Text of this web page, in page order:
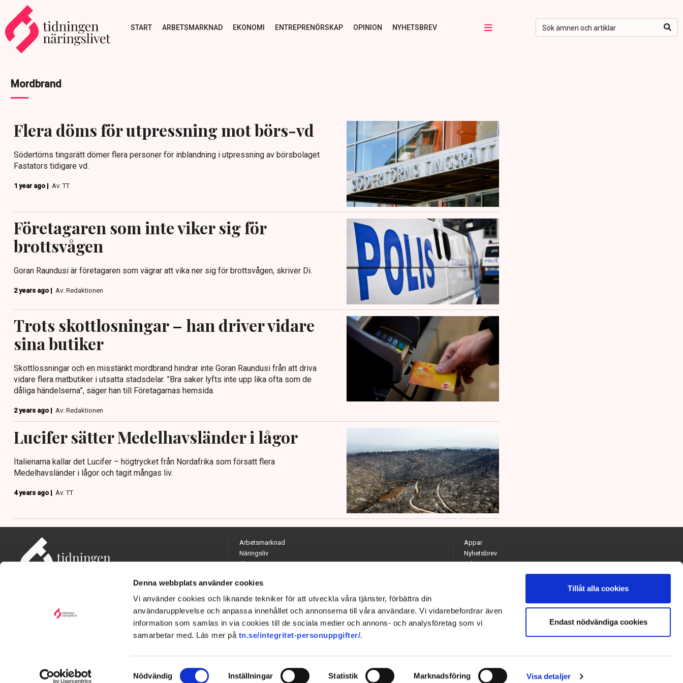
Denna webbplats använder cookies
Vi använder cookies och liknande tekniker för att utveckla våra tjänster, förbättra din
användarupplevelse och anpassa innehållet och annonserna till våra användare. Vi vidarebefordrar även
information som samlas in via cookies till de sociala medier och annons- och analysföretag som vi
samarbetar med. Läs mer på tn.se/integritet-personuppgifter/.
Samtyckesval
Nödvändig Inställningar Statistik Marknadsföring Visa detaljer
Tillåt alla cookies
Endast nödvändiga cookies
START ARBETSMARKNAD EKONOMI ENTREPRENÖRSKAP OPINION NYHETSBREV
Mordbrand
Flera döms för utpressning mot börs-vd
Södertörns tingsrätt dömer flera personer för inblandning i utpressning av börsbolaget
Fastators tidigare vd.
1 year ago | Av: TT
Företagaren som inte viker sig för
brottsvågen
Goran Raundusi är företagaren som vägrar att vika ner sig för brottsvågen, skriver Di.
2 years ago | Av: Redaktionen
Trots skottlosningar – han driver vidare
sina butiker
Skottlossningar och en misstänkt mordbrand hindrar inte Goran Raundusi från att driva
vidare flera matbutiker i utsatta stadsdelar. ”Bra saker lyfts inte upp lika ofta som de
dåliga händelserna”, säger han till Företagarnas hemsida.
2 years ago | Av: Redaktionen
Lucifer sätter Medelhavsländer i lågor
Italienarna kallar det Lucifer – högtrycket från Nordafrika som försatt flera
Medelhavsländer i lågor och tagit mångas liv.
4 years ago | Av: TT
Adress: Tidningen Näringslivet, 114 82 Stockholm
Besöksadress: Storgatan 19, Stockholm
Arbetsmarknad
Näringsliv
Ekonomi
Opinion
Hållbarhet
Utrikes
Quiz
Appar
Nyhetsbrev
Arkiv
Kontakta redaktionen
Chefredaktör och ansvarig utgivare: